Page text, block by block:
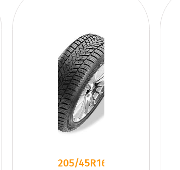
205/45R16